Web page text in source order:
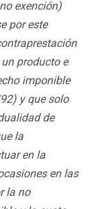
exención)
por este
producto e
imponible
y que solo
de
la
en la
en las
la no